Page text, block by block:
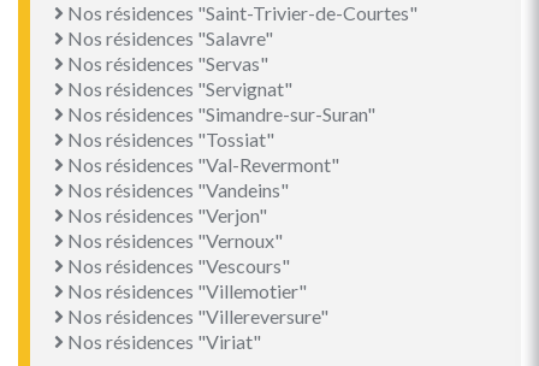
Nos résidences "Saint-Trivier-de-Courtes"
Nos résidences "Salavre"
Nos résidences "Servas"
Nos résidences "Servignat"
Nos résidences "Simandre-sur-Suran"
Nos résidences "Tossiat"
Nos résidences "Val-Revermont"
Nos résidences "Vandeins"
Nos résidences "Verjon"
Nos résidences "Vernoux"
Nos résidences "Vescours"
Nos résidences "Villemotier"
Nos résidences "Villereversure"
Nos résidences "Viriat"